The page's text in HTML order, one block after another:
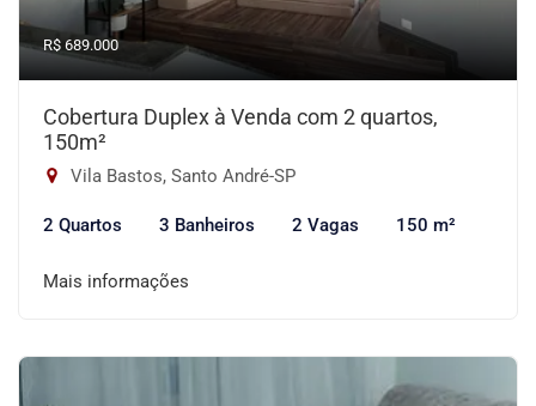
R$ 689.000
Cobertura Duplex à Venda com 2 quartos,
150m²
Vila Bastos, Santo André-SP
2 Quartos 3 Banheiros 2 Vagas 150 m²
Mais informações